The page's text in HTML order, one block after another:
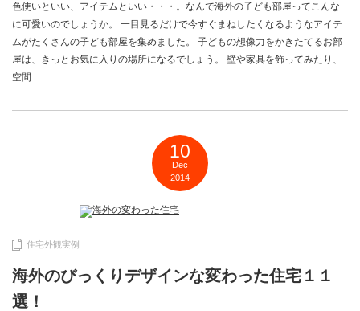
色使いといい、アイテムといい・・・。なんで海外の子ども部屋ってこんな
に可愛いのでしょうか。 一目見るだけで今すぐまねしたくなるようなアイテ
ムがたくさんの子ども部屋を集めました。 子どもの想像力をかきたてるお部
屋は、きっとお気に入りの場所になるでしょう。 壁や家具を飾ってみたり、
空間…
10
Dec
2014
住宅外観実例
海外のびっくりデザインな変わった住宅１１
選！